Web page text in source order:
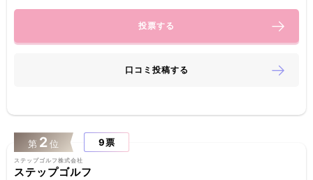
投票する
口コミ投稿する
第 2位 9票
ステップゴルフ株式会社
ステップゴルフ